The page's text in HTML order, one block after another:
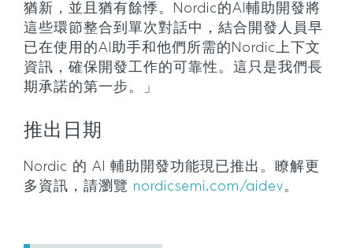
猶新，並且猶有餘悸。Nordic的AI輔助開發將
這些環節整合到單次對話中，結合開發人員早
已在使用的AI助手和他們所需的Nordic上下文
資訊，確保開發工作的可靠性。這只是我們長
期承諾的第一步。」
推出日期
Nordic 的 AI 輔助開發功能現已推出。瞭解更
多資訊，請瀏覽 nordicsemi.com/aidev。